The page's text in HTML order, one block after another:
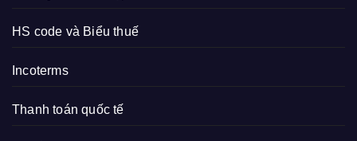
HS code và Biểu thuế
Incoterms
Thanh toán quốc tế